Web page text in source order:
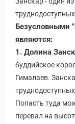
Безусловными
являются:
1. Долина
буддийское
Гималаев.
Попасть туда
перевал на